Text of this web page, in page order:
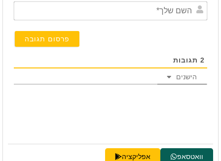
2 תגובות
הישנים
וואטסאפ אפליקציה